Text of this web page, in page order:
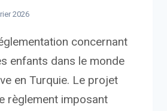
2026
concernant
enfants dans le monde
en Turquie. Le projet
règlement imposant